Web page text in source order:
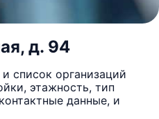
д. 94
список организаций
этажность, тип
данные, и